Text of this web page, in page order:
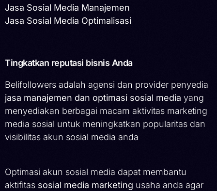
Jasa Sosial Media Manajemen
Jasa Sosial Media Optimalisasi
Tingkatkan reputasi bisnis Anda
Belifollowers adalah agensi dan provider penyedia
jasa manajemen dan optimasi sosial media yang
menyediakan berbagai macam aktivitas marketing
media sosial untuk meningkatkan popularitas dan
visibilitas akun sosial media anda
Optimasi akun sosial media dapat membantu
aktifitas sosial media marketing usaha anda agar